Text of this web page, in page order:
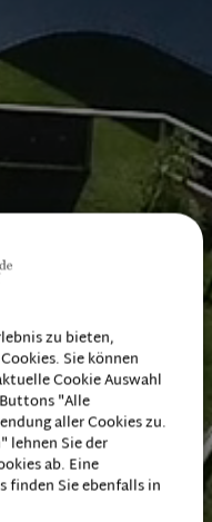
zu bieten,
Sie können
Cookie Auswahl
"Alle
aller Cookies zu.
lehnen Sie der
ab. Eine
finden Sie ebenfalls in